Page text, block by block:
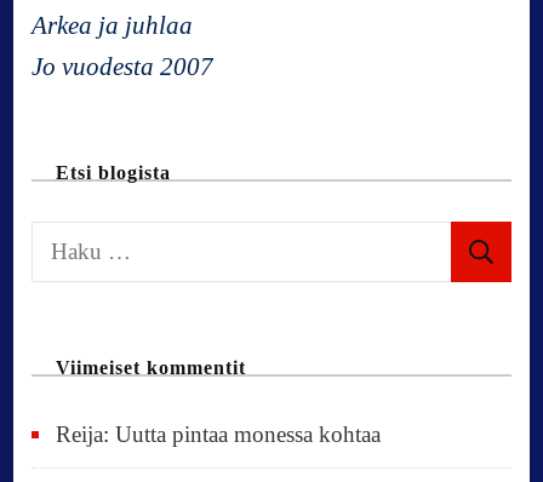
g
t
i
n
Arkea ja juhlaa
Jo vuodesta 2007
Etsi blogista
a
Viimeiset kommentit
Reija:Uutta pintaa monessa kohtaa